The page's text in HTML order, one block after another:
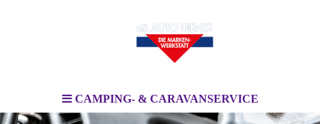
CAMPING- & CARAVANSERVICE